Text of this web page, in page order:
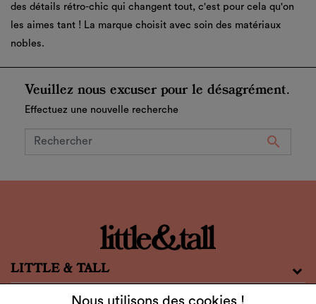
des détails rétro-chic qui changent tout, c'est pour cela qu'on
les aimes tant ! La marque choisit avec soin des matériaux
nobles.
Veuillez nous excuser pour le désagrément.
Effectuez une nouvelle recherche

LITTLE & TALL
SERVICE CLIENTNous utilisons des cookies !